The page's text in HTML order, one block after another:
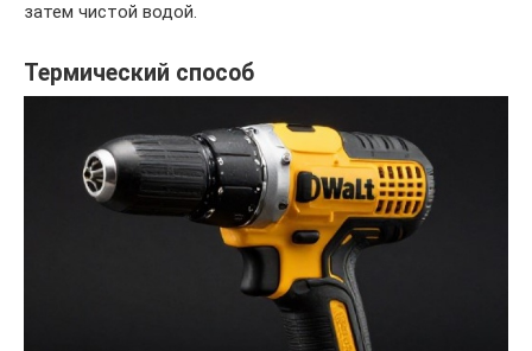
затем чистой водой.
Термический способ